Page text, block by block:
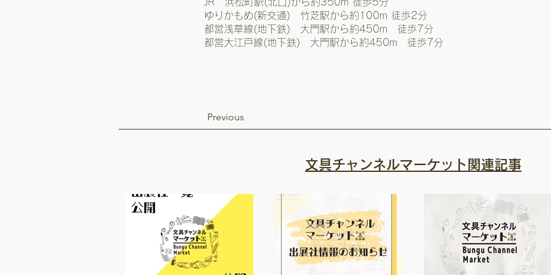
ゆりかもめ(新交通) 竹芝駅から約100m 徒歩2分
都営浅草線(地下鉄) 大門駅から約450m 徒歩7分
都営大江戸線(地下鉄) 大門駅から約450m 徒歩7分
Previous
文具チャンネルマーケット関連記事